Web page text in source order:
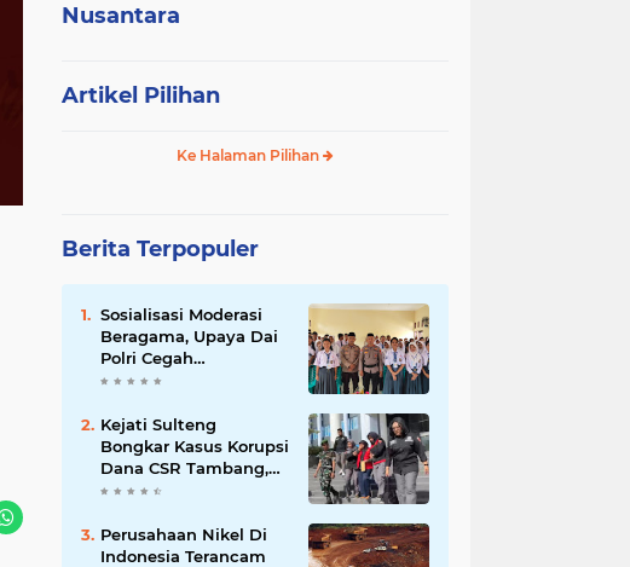
Nusantara
Artikel Pilihan
Ke Halaman Pilihan
Berita Terpopuler
Sosialisasi Moderasi
Beragama, Upaya Dai
Polri Cegah
Radikalisme di
Kejati Sulteng
Bongkar Kasus Korupsi
Dana CSR Tambang,
Sekdes Tamainusi Ikut
Perusahaan Nikel Di
Indonesia Terancam